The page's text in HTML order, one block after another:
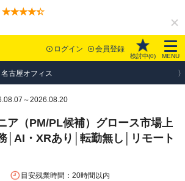
ログイン 会員登録
検討中(0) MENU
古屋オフィス
～2026.08.20
ア（PM/PL候補）グロース市場上
│AI・XRあり│転勤無し│リモート
目安残業時間：20時間以内